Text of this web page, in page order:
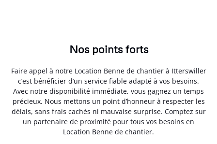
Nos points forts
Faire appel à notre Location Benne de chantier à Itterswiller
c’est bénéficier d’un service fiable adapté à vos besoins.
Avec notre disponibilité immédiate, vous gagnez un temps
précieux. Nous mettons un point d’honneur à respecter les
délais, sans frais cachés ni mauvaise surprise. Comptez sur
un partenaire de proximité pour tous vos besoins en
Location Benne de chantier.